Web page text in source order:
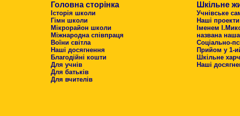
Головна сторінка
Історія школи
Гімн школи
Мікрорайон школи
Міжнародна співпраця
Воїни світла
Наші досягнення
Благодійні кошти
Для учнів
Для батьків
Для вчителів
Шкільне
Учнівське
Наші проекти
Іменем
названа
Соціально-
Прийом у 1-
Шкільне
Наші